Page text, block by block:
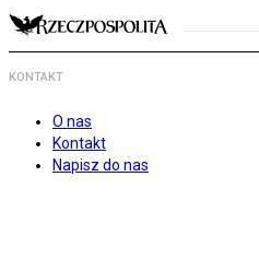
KONTAKT
O nas
Kontakt
Napisz do nas